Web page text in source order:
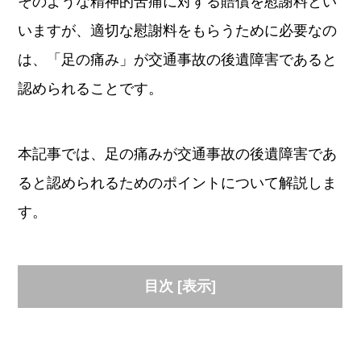
いますが、適切な慰謝料をもらうために必要なの
は、「足の痛み」が交通事故の後遺障害であると
認められることです。
本記事では、足の痛みが交通事故の後遺障害であ
ると認められるためのポイントについて解説しま
す。
目次 [表示]